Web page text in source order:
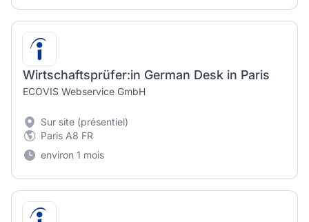
Wirtschaftsprüfer:in German Desk in Paris
ECOVIS Webservice GmbH
Sur site (présentiel)
Paris A8 FR
environ 1 mois